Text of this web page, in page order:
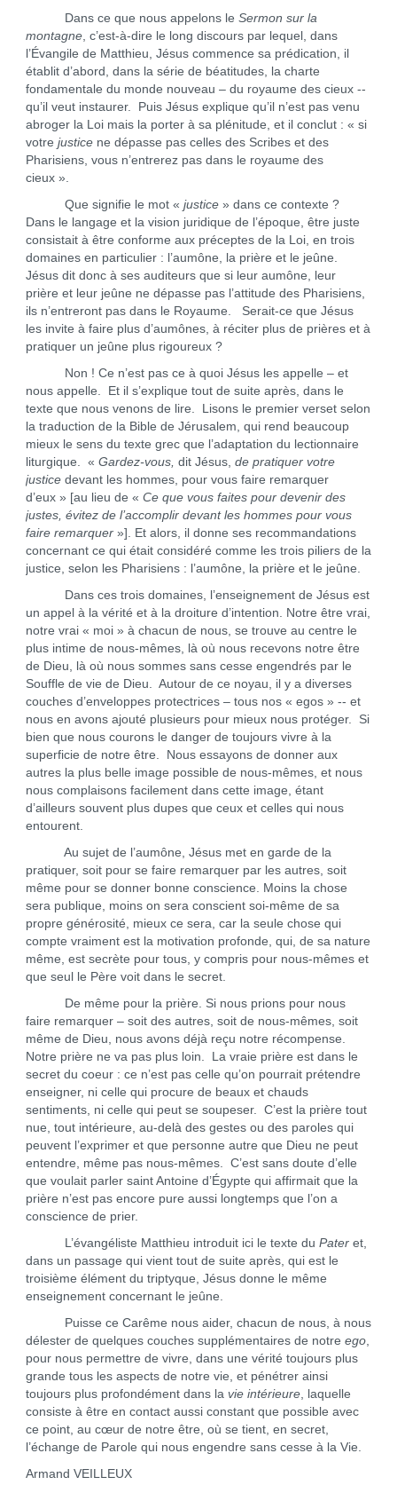
Dans ce que nous appelons le Sermon sur la
montagne, c’est-à-dire le long discours par lequel, dans
l’Évangile de Matthieu, Jésus commence sa prédication, il
établit d’abord, dans la série de béatitudes, la charte
fondamentale du monde nouveau – du royaume des cieux --
qu’il veut instaurer. Puis Jésus explique qu’il n’est pas venu
abroger la Loi mais la porter à sa plénitude, et il conclut : « si
votre justicene dépasse pas celles des Scribes et des
Pharisiens, vous n’entrerez pas dans le royaume des
cieux ».
Que signifie le mot « justice» dans ce contexte ?
Dans le langage et la vision juridique de l’époque, être juste
consistait à être conforme aux préceptes de la Loi, en trois
domaines en particulier : l’aumône, la prière et le jeûne.
Jésus dit donc à ses auditeurs que si leur aumône, leur
prière et leur jeûne ne dépasse pas l’attitude des Pharisiens,
ils n’entreront pas dans le Royaume. Serait-ce que Jésus
les invite à faire plus d’aumônes, à réciter plus de prières et à
pratiquer un jeûne plus rigoureux ?
Non ! Ce n’est pas ce à quoi Jésus les appelle – et
nous appelle. Et il s’explique tout de suite après, dans le
texte que nous venons de lire. Lisons le premier verset selon
la traduction de la Bible de Jérusalem, qui rend beaucoup
mieux le sens du texte grec que l’adaptation du lectionnaire
liturgique. « Gardez-vous, dit Jésus, de pratiquer votre
justicedevant les hommes, pour vous faire remarquer
d’eux » [au lieu de « Ce que vous faites pour devenir des
justes, évitez de l’accomplir devant les hommes pour vous
faire remarquer »]. Et alors, il donne ses recommandations
concernant ce qui était considéré comme les trois piliers de la
justice, selon les Pharisiens : l’aumône, la prière et le jeûne.
Dans ces trois domaines, l’enseignement de Jésus est
un appel à la vérité et à la droiture d’intention. Notre être vrai,
notre vrai « moi » à chacun de nous, se trouve au centre le
plus intime de nous-mêmes, là où nous recevons notre être
de Dieu, là où nous sommes sans cesse engendrés par le
Souffle de vie de Dieu. Autour de ce noyau, il y a diverses
couches d’enveloppes protectrices – tous nos « egos » -- et
nous en avons ajouté plusieurs pour mieux nous protéger. Si
bien que nous courons le danger de toujours vivre à la
superficie de notre être. Nous essayons de donner aux
autres la plus belle image possible de nous-mêmes, et nous
nous complaisons facilement dans cette image, étant
d’ailleurs souvent plus dupes que ceux et celles qui nous
entourent.
Au sujet de l’aumône, Jésus met en garde de la
pratiquer, soit pour se faire remarquer par les autres, soit
même pour se donner bonne conscience. Moins la chose
sera publique, moins on sera conscient soi-même de sa
propre générosité, mieux ce sera, car la seule chose qui
compte vraiment est la motivation profonde, qui, de sa nature
même, est secrète pour tous, y compris pour nous-mêmes et
que seul le Père voit dans le secret.
De même pour la prière. Si nous prions pour nous
faire remarquer – soit des autres, soit de nous-mêmes, soit
même de Dieu, nous avons déjà reçu notre récompense.
Notre prière ne va pas plus loin. La vraie prière est dans le
secret du coeur : ce n’est pas celle qu’on pourrait prétendre
enseigner, ni celle qui procure de beaux et chauds
sentiments, ni celle qui peut se soupeser. C’est la prière tout
nue, tout intérieure, au-delà des gestes ou des paroles qui
peuvent l’exprimer et que personne autre que Dieu ne peut
entendre, même pas nous-mêmes. C’est sans doute d’elle
que voulait parler saint Antoine d’Égypte qui affirmait que la
prière n’est pas encore pure aussi longtemps que l’on a
conscience de prier.
L’évangéliste Matthieu introduit ici le texte du Pateret,
dans un passage qui vient tout de suite après, qui est le
troisième élément du triptyque, Jésus donne le même
enseignement concernant le jeûne.
Puisse ce Carême nous aider, chacun de nous, à nous
délester de quelques couches supplémentaires de notre ego,
pour nous permettre de vivre, dans une vérité toujours plus
grande tous les aspects de notre vie, et pénétrer ainsi
toujours plus profondément dans la vie intérieure, laquelle
consiste à être en contact aussi constant que possible avec
ce point, au cœur de notre être, où se tient, en secret,
l’échange de Parole qui nous engendre sans cesse à la Vie.
Armand VEILLEUX